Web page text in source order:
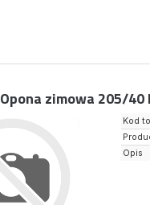
Opona zimowa 205/40
Kod
Opis